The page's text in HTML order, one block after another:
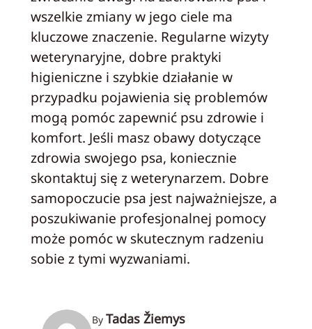
wszelkie zmiany w jego ciele ma
kluczowe znaczenie. Regularne wizyty
weterynaryjne, dobre praktyki
higieniczne i szybkie działanie w
przypadku pojawienia się problemów
mogą pomóc zapewnić psu zdrowie i
komfort. Jeśli masz obawy dotyczące
zdrowia swojego psa, koniecznie
skontaktuj się z weterynarzem. Dobre
samopoczucie psa jest najważniejsze, a
poszukiwanie profesjonalnej pomocy
może pomóc w skutecznym radzeniu
sobie z tymi wyzwaniami.
By Tadas Žiemys